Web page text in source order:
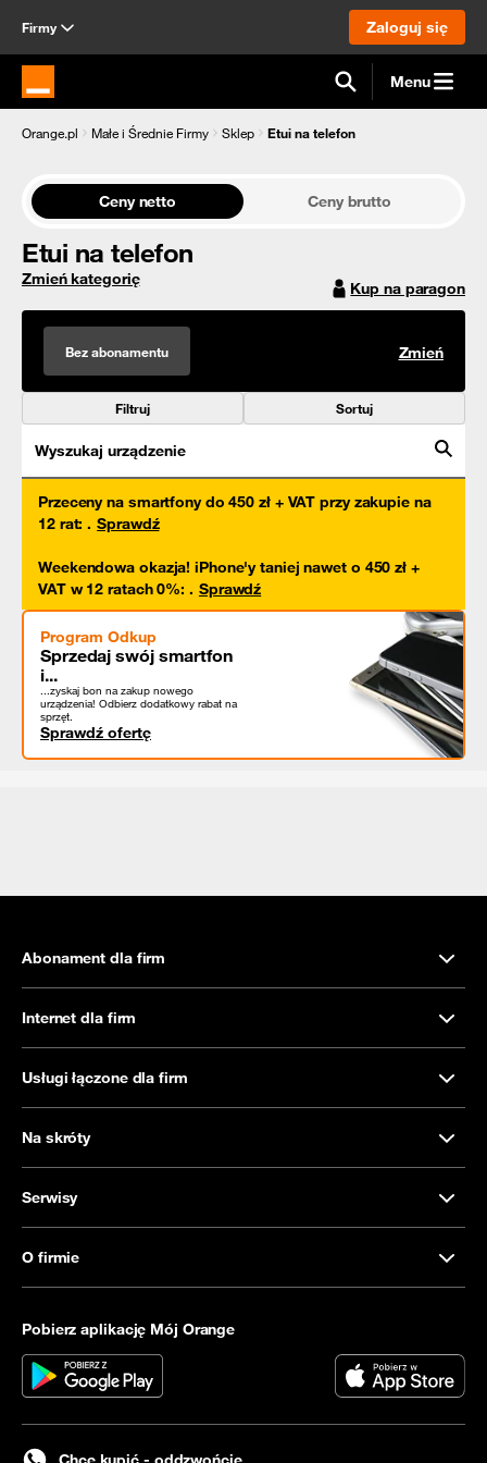
Firmy Zaloguj się
Strona główna Orange.pl Menu
Orange.pl Małe i Średnie Firmy Sklep Etui na telefon
Ceny netto Ceny brutto
Etui na telefon
Zmień kategorię Kup na paragon
Bez abonamentu Zmień
Filtruj Sortuj
Wyszukaj urządzenie
Przeceny na smartfony do 450 zł + VAT przy zakupie na
12 rat: . Sprawdź
Weekendowa okazja! iPhone'y taniej nawet o 450 zł +
VAT w 12 ratach 0%: . Sprawdź
Program Odkup
Sprzedaj swój smartfon
i...
...zyskaj bon na zakup nowego
urządzenia! Odbierz dodatkowy rabat na
sprzęt.
Sprawdź ofertę
Abonament dla firm
Internet dla firm
Usługi łączone dla firm
Na skróty
Serwisy
O firmie
Pobierz aplikację Mój Orange